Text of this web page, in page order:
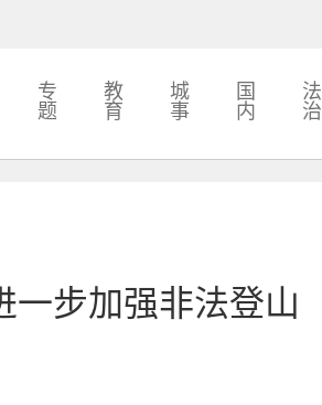
专
题
教
育
城
事
国
内
法
治
一步加强非法登山